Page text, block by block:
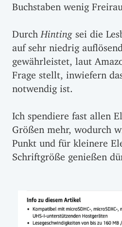
Buchstaben wenig
Durch Hinting sei die
auf sehr niedrig
gewährleistet, laut
Frage stellt, inwiefern
notwendig ist.
Ich spendiere fast allen
Größen mehr, wodurch
Punkt und für kleinere
Schriftgröße genießen